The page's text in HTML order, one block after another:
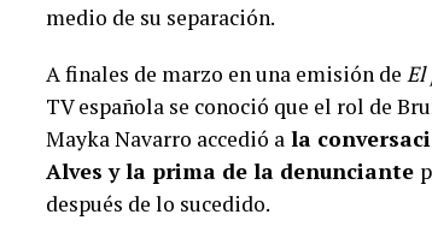
medio de su separación.
A finales de marzo en una emisión de El
TV española se conoció que el rol de
Mayka Navarro accedió a la
Alves y la prima de la denunciante
después de lo sucedido.